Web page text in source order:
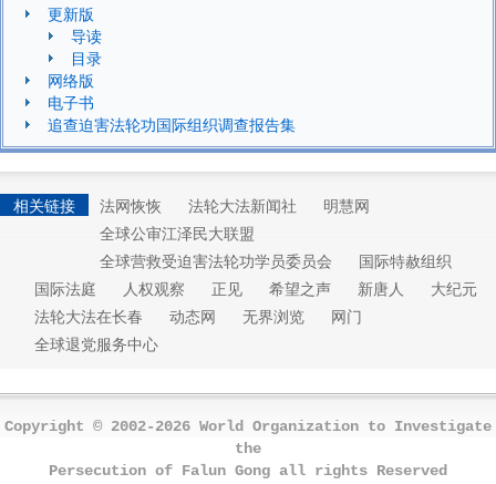
更新版
导读
目录
网络版
电子书
追查迫害法轮功国际组织调查报告集
相关链接 法网恢恢 法轮大法新闻社
明慧网
全球公审江泽民大联盟
全球营救受迫害法轮功学员委员会
国际特赦组织
国际法庭
人权观察 正见 希望之声 新唐人
大纪元
法轮大法在长春
动态网 无界浏览
网门
全球退党服务中心
Copyright © 2002-2026 World Organization to Investigate
the
Persecution of Falun Gong all rights Reserved